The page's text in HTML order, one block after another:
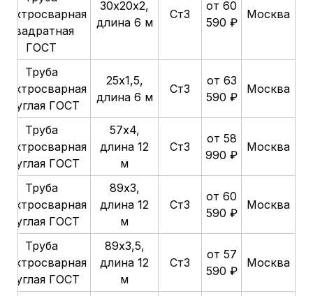
квадратная
ГОСТ
30х20х2,
длина 6 м
Ст3
от 60
590 ₽
Москва
Труба
круглая ГОСТ
25х1,5,
длина 6 м
Ст3
от 63
590 ₽
Москва
Труба
круглая ГОСТ
57х4,
длина 12
м
Ст3
от 58
990 ₽
Москва
Труба
круглая ГОСТ
89х3,
длина 12
м
Ст3
от 60
590 ₽
Москва
Труба
круглая ГОСТ
89х3,5,
длина 12
м
Ст3
от 57
590 ₽
Москва